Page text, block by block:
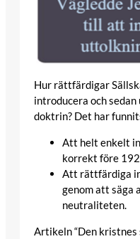
Hur rättfärdigar
introducera och
doktrin? Det har
Att helt enkelt
korrekt före
Att rättfärdiga
genom att säga
neutraliteten.
Artikeln “Den kristnes